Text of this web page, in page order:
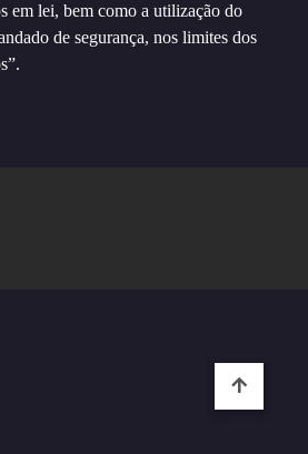
em lei, bem como a utilização do
de segurança, nos limites dos